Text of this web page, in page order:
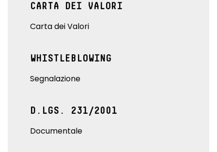
CARTA DEI VALORI
Carta dei Valori
WHISTLEBLOWING
Segnalazione
D.LGS. 231/2001
Documentale